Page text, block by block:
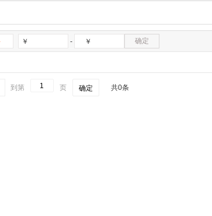
￥ ￥
- 确定
到第 页 确定 共0条